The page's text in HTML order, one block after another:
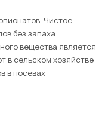
Чистое
без запаха.
вещества является
в сельском хозяйстве
в посевах